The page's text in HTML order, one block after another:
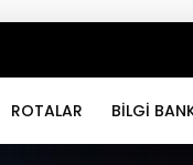
ROTALAR BİLGİ